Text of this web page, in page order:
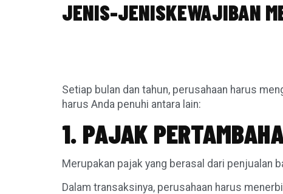
JENIS-JENISKEWAJIBAN
Setiap bulan dan tahun, perusahaan harus
harus Anda penuhi antara lain:
1. PAJAK
Merupakan pajak yang berasal dari penjualan
Dalam transaksinya, perusahaan harus